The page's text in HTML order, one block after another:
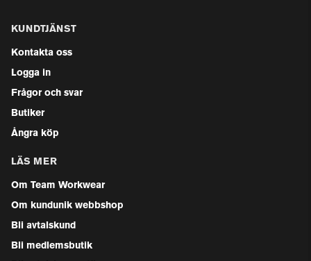
KUNDTJÄNST
Kontakta oss
Logga in
Frågor och svar
Butiker
Ångra köp
LÄS MER
Om Team Workwear
Om kundunik webbshop
Bli avtalskund
Bli medlemsbutik